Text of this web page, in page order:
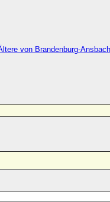
von Brandenburg-